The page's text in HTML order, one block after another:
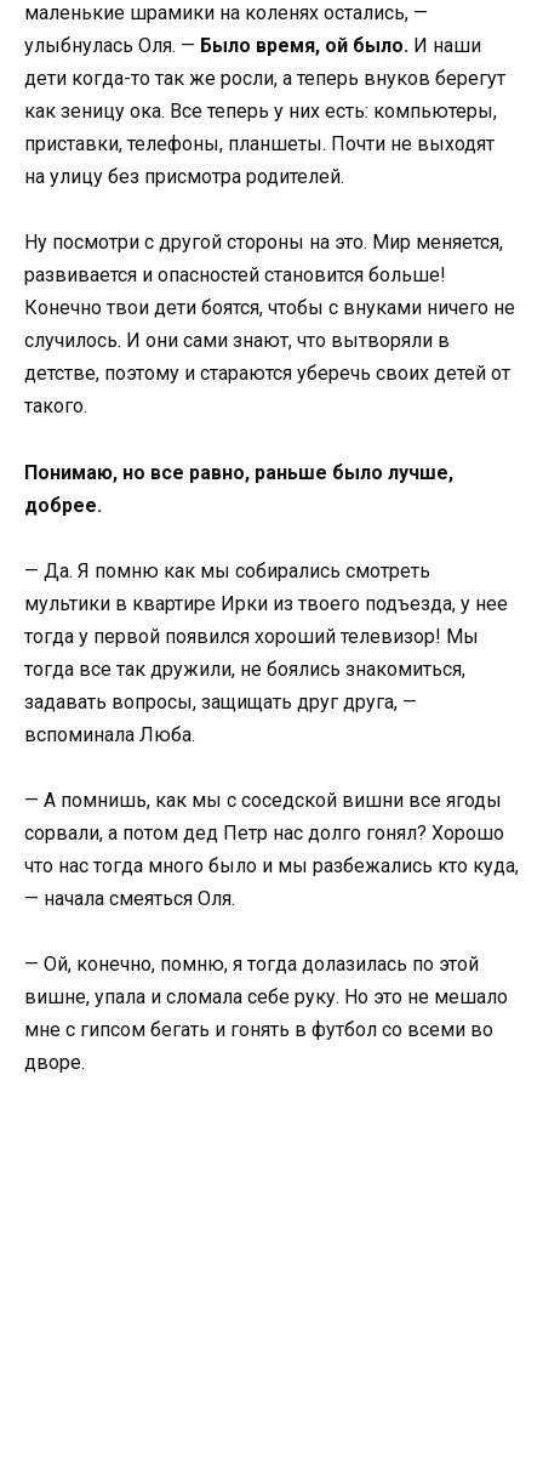
маленькие шрамики на коленях остались, —
улыбнулась Оля. — Было время, ой было. И наши
дети когда-то так же росли, а теперь внуков берегут
как зеницу ока. Все теперь у них есть: компьютеры,
приставки, телефоны, планшеты. Почти не выходят
на улицу без присмотра родителей.
Ну посмотри с другой стороны на это. Мир меняется,
развивается и опасностей становится больше!
Конечно твои дети боятся, чтобы с внуками ничего не
случилось. И они сами знают, что вытворяли в
детстве, поэтому и стараются уберечь своих детей от
такого.
Понимаю, но все равно, раньше было лучше,
добрее.
— Да. Я помню как мы собирались смотреть
мультики в квартире Ирки из твоего подъезда, у нее
тогда у первой появился хороший телевизор! Мы
тогда все так дружили, не боялись знакомиться,
задавать вопросы, защищать друг друга, —
вспоминала Люба.
— А помнишь, как мы с соседской вишни все ягоды
сорвали, а потом дед Петр нас долго гонял? Хорошо
что нас тогда много было и мы разбежались кто куда,
— начала смеяться Оля.
— Ой, конечно, помню, я тогда долазилась по этой
вишне, упала и сломала себе руку. Но это не мешало
мне с гипсом бегать и гонять в футбол со всеми во
дворе.